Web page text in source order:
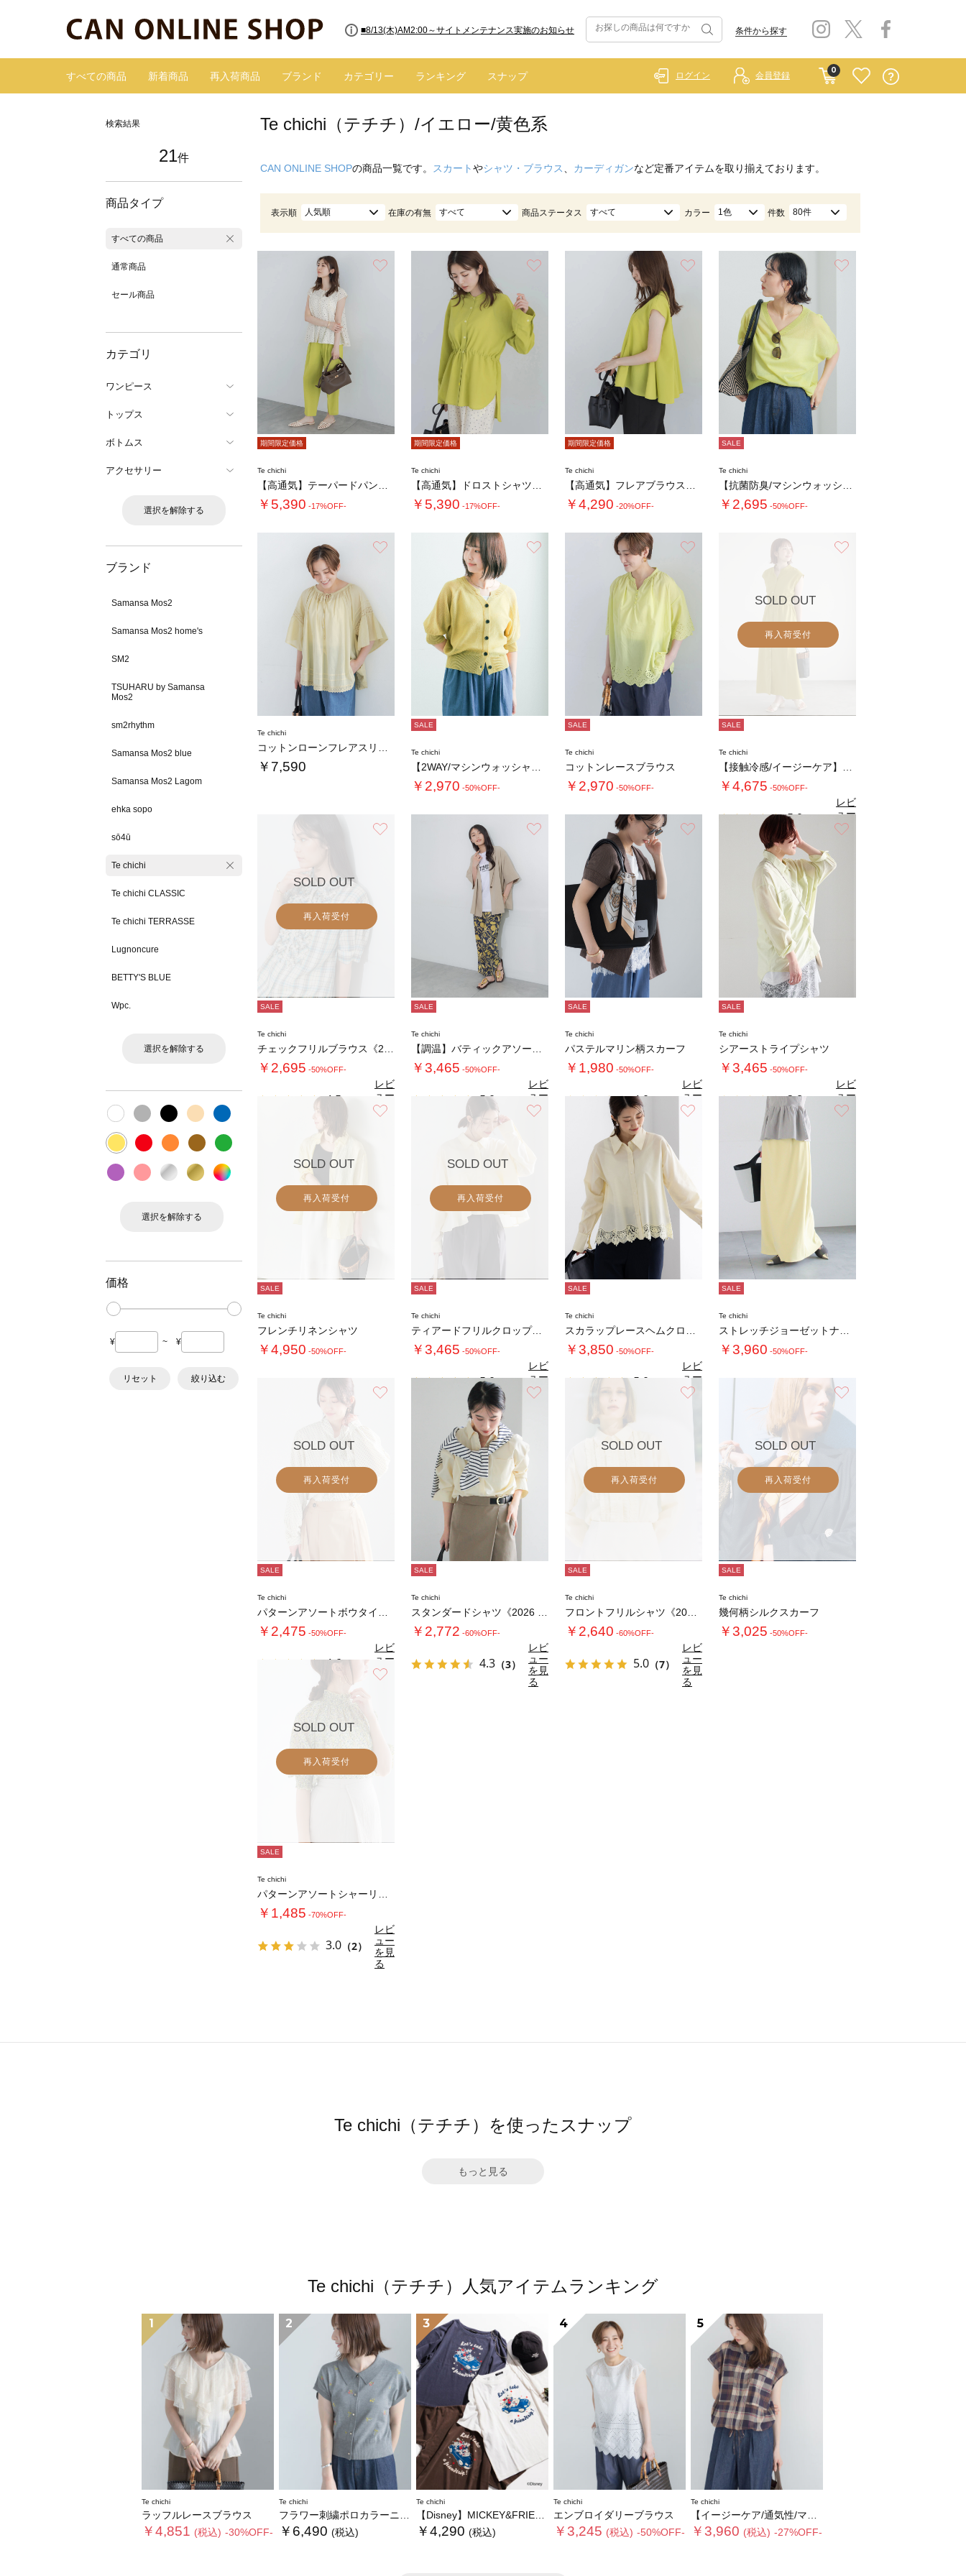
■8/13(木)AM2:00～サイトメンテナンス実施のお知らせ
■【お知らせ】ヤマト運輸の配送遅延・停止について 条件から探す
すべての商品 新着商品 再入荷商品 ブランド カテゴリー ランキング スナップ
0
ログイン 会員登録
検索結果
21件
商品タイプ
すべての商品
通常商品
セール商品
カテゴリ
ワンピース
トップス
ボトムス
アクセサリー
選択を解除する
ブランド
Samansa Mos2
Samansa Mos2 home's
SM2
TSUHARU by Samansa
Mos2
sm2rhythm
Samansa Mos2 blue
Samansa Mos2 Lagom
ehka sopo
sō4ū
Te chichi
Te chichi CLASSIC
Te chichi TERRASSE
Lugnoncure
BETTY'S BLUE
Wpc.
選択を解除する
選択を解除する
価格
¥ ~ ¥
リセット 絞り込む
Te chichi（テチチ）/イエロー/黄色系
CAN ONLINE SHOPの商品一覧です。 スカートやシャツ・ブラウス カーディガンなど定番アイテムを取り揃えております。
表示順 人気順 在庫の有無 すべて 商品ステータス すべて カラー 1色 件数 80件
期間限定価格
Te chichi
￥5,390 -17%OFF-
期間限定価格
Te chichi
￥5,390 -17%OFF-
期間限定価格
Te chichi
￥4,290 -20%OFF-
SALE
Te chichi
￥2,695 -50%OFF-
Te chichi
￥7,590
SALE
Te chichi
￥2,970 -50%OFF-
SALE
Te chichi
コットンレースブラウス
￥2,970 -50%OFF-
SOLD OUT
再入荷受付
SALE
Te chichi
￥4,675 -50%OFF-
5.0（2）
レビ
ュー
を見
る
SOLD OUT
再入荷受付
SALE
Te chichi
￥2,695 -50%OFF-
4.5（4）
レビ
ュー
を見
る
SALE
Te chichi
￥3,465 -50%OFF-
5.0（3）
レビ
ュー
を見
る
SALE
Te chichi
パステルマリン柄スカーフ
￥1,980 -50%OFF-
4.0（1）
レビ
ュー
を見
る
SALE
Te chichi
シアーストライプシャツ
￥3,465 -50%OFF-
3.8（4）
レビ
ュー
を見
る
SOLD OUT
再入荷受付
SALE
Te chichi
フレンチリネンシャツ
￥4,950 -50%OFF-
SOLD OUT
再入荷受付
SALE
Te chichi
ティアードフリルクロップトシャツ
￥3,465 -50%OFF-
5.0（5）
レビ
ュー
を見
る
SALE
Te chichi
￥3,850 -50%OFF-
5.0
レビ
ュー
を見
る
SALE
Te chichi
￥3,960 -50%OFF-
SOLD OUT
再入荷受付
SALE
Te chichi
￥2,475 -50%OFF-
4.6（8）
レビ
ュー
を見
る
SALE
Te chichi
￥2,772 -60%OFF-
4.3 （3）
レビ
ュー
を見
る
SOLD OUT
再入荷受付
SALE
Te chichi
￥2,640 -60%OFF-
5.0 （7）
レビ
ュー
を見
る
SOLD OUT
再入荷受付
SALE
Te chichi
幾何柄シルクスカーフ
￥3,025 -50%OFF-
お気に入り
SOLD OUT
再入荷受付
SALE
Te chichi
￥1,485 -70%OFF-
3.0 （2）
レビ
ュー
を見
る
Te chichi（テチチ）を使ったスナップ
もっと見る
Te chichi（テチチ）人気アイテムランキング
1
Te chichi
ラッフルレースブラウス
￥4,851 (税込) -30%OFF-
2
Te chichi
フラワー刺繍ポロカラーニット
￥6,490 (税込)
3
Te chichi
【Disney】MICKEY&FRIENDS/オーバーサイズTシャツ
￥4,290 (税込)
4
Te chichi
エンブロイダリーブラウス
￥3,245 (税込) -50%OFF-
5
Te chichi
【イージーケア/通気性/マシンウォッシャブル】チェックドロストシャツ
￥3,960 (税込) -27%OFF-